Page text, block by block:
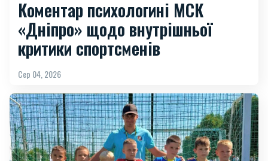
Коментар психологині МСК
«Дніпро» щодо внутрішньої
критики спортсменів
Сер 04, 2026